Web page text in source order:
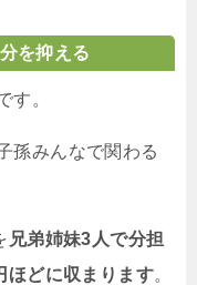
を抑える
す。
孫みんなで関わる
兄弟姉妹3人で分担
ほどに収まります。